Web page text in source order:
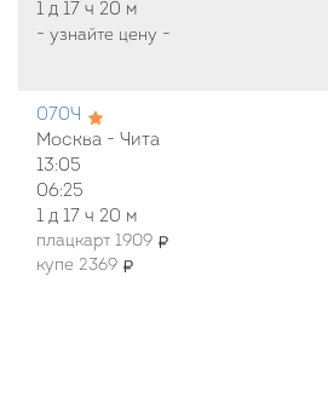
1 д 17 ч 20 м
- узнайте цену -
070Ч
Москва - Чита
13:05
06:25
1 д 17 ч 20 м
плацкарт 1909
купе 2369